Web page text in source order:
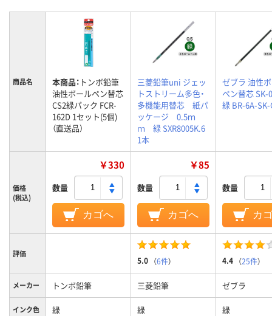
商品名 本商品： トンボ鉛筆
油性ボールペン替芯
CS2緑パック FCR-
162D 1セット(5個)
（直送品）
三菱鉛筆uni ジェッ
トストリーム多色・
多機能用替芯 紙パ
ッケージ 0.5ｍ
ｍ 緑 SXR8005K.6
1本
ゼブラ 油性
ペン替芯 SK-
緑 BR-6A-SK-
価格
(税込)
￥330
数量
カゴへ
￥85
数量
カゴへ
数量
カ
評価
5.0 （6件） 4.4 （25件）
メーカー トンボ鉛筆 三菱鉛筆 ゼブラ
インク色 緑 緑 緑